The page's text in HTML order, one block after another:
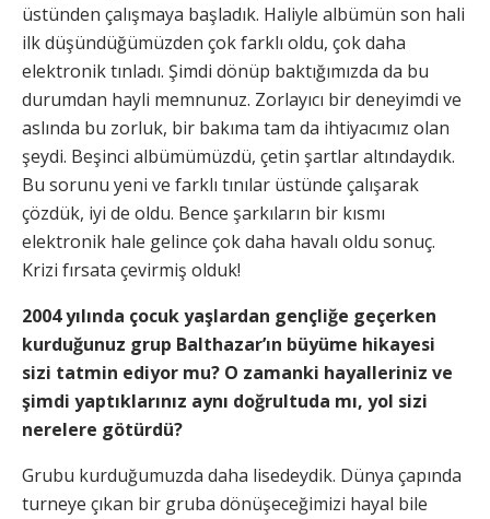
üstünden çalışmaya başladık. Haliyle albümün son hali
ilk düşündüğümüzden çok farklı oldu, çok daha
elektronik tınladı. Şimdi dönüp baktığımızda da bu
durumdan hayli memnunuz. Zorlayıcı bir deneyimdi ve
aslında bu zorluk, bir bakıma tam da ihtiyacımız olan
şeydi. Beşinci albümümüzdü, çetin şartlar altındaydık.
Bu sorunu yeni ve farklı tınılar üstünde çalışarak
çözdük, iyi de oldu. Bence şarkıların bir kısmı
elektronik hale gelince çok daha havalı oldu sonuç.
Krizi fırsata çevirmiş olduk!
2004 yılında çocuk yaşlardan gençliğe geçerken
kurduğunuz grup Balthazar’ın büyüme hikayesi
sizi tatmin ediyor mu? O zamanki hayalleriniz ve
şimdi yaptıklarınız aynı doğrultuda mı, yol sizi
nerelere götürdü?
Grubu kurduğumuzda daha lisedeydik. Dünya çapında
turneye çıkan bir gruba dönüşeceğimizi hayal bile